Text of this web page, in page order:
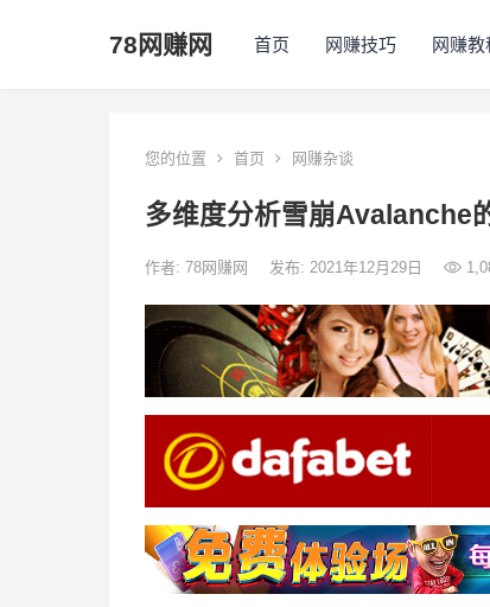
78网赚网 首页 网赚技巧 网赚教
您的位置 首页 网赚杂谈
多维度分析雪崩Avalanche
作者: 78网赚网 发布: 2021年12月29日